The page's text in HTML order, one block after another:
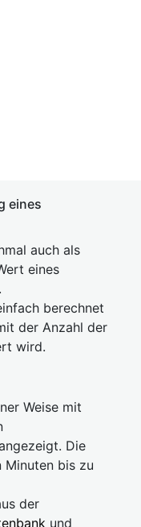
eines
auch als
eines
berechnet
der Anzahl der
wird.
Weise mit
Die
Minuten bis zu
der
und